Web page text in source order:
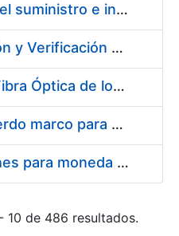
Acuerdo marco para el suministro e instalación de persianas, estores y otros complementos
Servicio de Calibración y Verificación Externa de los Equipos de Medición del Servicio de Prevención de la FNMT-RCM
Conexión mediante Fibra Óptica de los Centros de Proceso de Datos (CPDs) de las sedes de la FNMT-RCM de Burgos y Madrid
Contratación de acuerdo marco para el Suministro de Material de Electricidad para la Fábrica Nacional de Moneda y Timbre-Real Casa de la Moneda en su centro de trabajo de Burgos
Suministro de estuches para moneda de 30 €
10 de 486 resultados.